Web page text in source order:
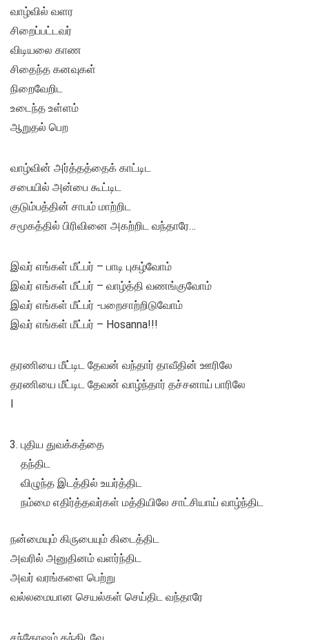
வாழ்வில் வளர
சிறைப்பட்டவர்
விடியலை காண
சிதைந்த கனவுகள்
நிறைவேறிட
உடைந்த உள்ளம்
ஆறுதல் பெற
வாழ்வின் அர்த்தத்தைக் காட்டிட
சபையில் அன்பை கூட்டிட
குடும்பத்தின் சாபம் மாற்றிட
சமூகத்தில் பிரிவினை அகற்றிட வந்தாரே…
இவர் எங்கள் மீட்பர் – பாடி புகழ்வோம்
இவர் எங்கள் மீட்பர் – வாழ்த்தி வணங்குவோம்
இவர் எங்கள் மீட்பர் -பறைசாற்றிடுவோம்
இவர் எங்கள் மீட்பர் – Hosanna!!!
தரணியை மீட்டிட தேவன் வந்தார் தாவீதின் ஊரிலே
தரணியை மீட்டிட தேவன் வாழ்ந்தார் தச்சனாய் பாரிலே
l
புதிய துவக்கத்தை
தந்திட
விழுந்த இடத்தில் உயர்த்திட
நம்மை எதிர்த்தவர்கள் மத்தியிலே சாட்சியாய் வாழ்ந்திட
நன்மையும் கிருபையும் கிடைத்திட
அவரில் அனுதினம் வளர்ந்திட
அவர் வரங்களை பெற்று
வல்லமையான செயல்கள் செய்திட வந்தாரே